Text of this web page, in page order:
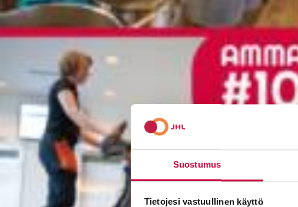
Suostumus
Tietojesi vastuullinen käyttö